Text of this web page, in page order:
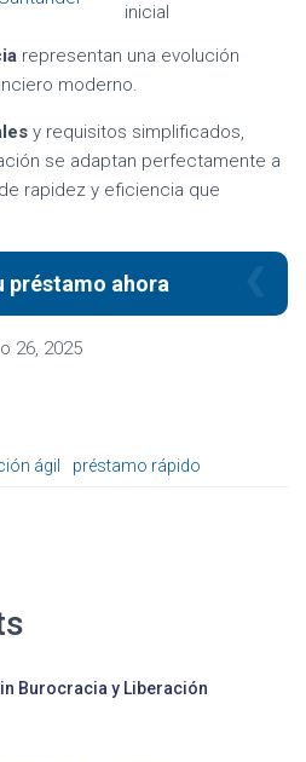
inicial
representan una evolución
moderno.
y requisitos simplificados,
se adaptan perfectamente a
rapidez y eficiencia que
préstamo ahora
26, 2025
ágil préstamo rápido
Burocracia y Liberación